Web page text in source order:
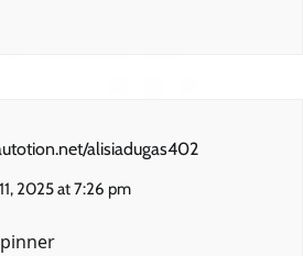
alisiadugas402
2025 at 7:26 pm